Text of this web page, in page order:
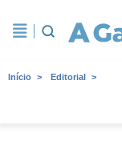
Início Editorial